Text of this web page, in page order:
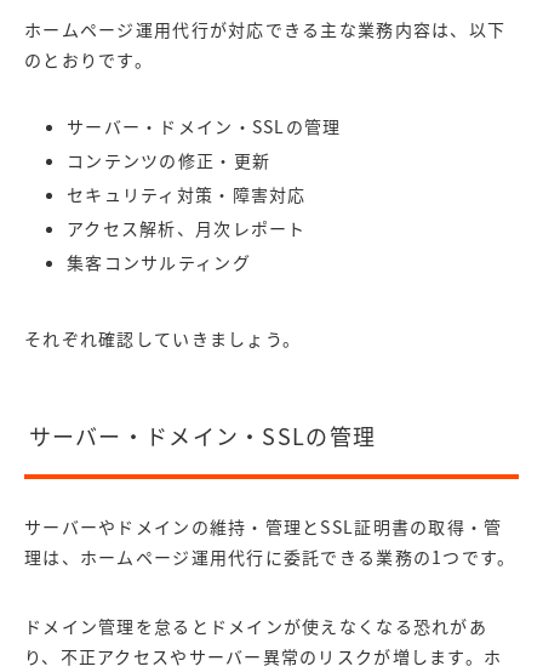
ホームページ運用代行が対応できる主な業務内容は、以下
のとおりです。
サーバー・ドメイン・SSLの管理
コンテンツの修正・更新
セキュリティ対策・障害対応
アクセス解析、月次レポート
集客コンサルティング
それぞれ確認していきましょう。
サーバー・ドメイン・SSLの管理
サーバーやドメインの維持・管理とSSL証明書の取得・管
理は、ホームページ運用代行に委託できる業務の1つです。
ドメイン管理を怠るとドメインが使えなくなる恐れがあ
り、不正アクセスやサーバー異常のリスクが増します。ホ